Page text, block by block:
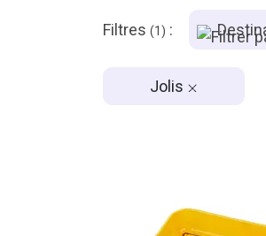
Filtres (1) :
Jolis